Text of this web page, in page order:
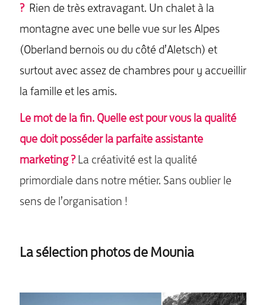
? Rien de très extravagant. Un chalet à la
montagne avec une belle vue sur les Alpes
(Oberland bernois ou du côté d’Aletsch) et
surtout avec assez de chambres pour y accueillir
la famille et les amis.
Le mot de la fin. Quelle est pour vous la qualité
que doit posséder la parfaite assistante
marketing ? La créativité est la qualité
primordiale dans notre métier. Sans oublier le
sens de l’organisation !
La sélection photos de Mounia